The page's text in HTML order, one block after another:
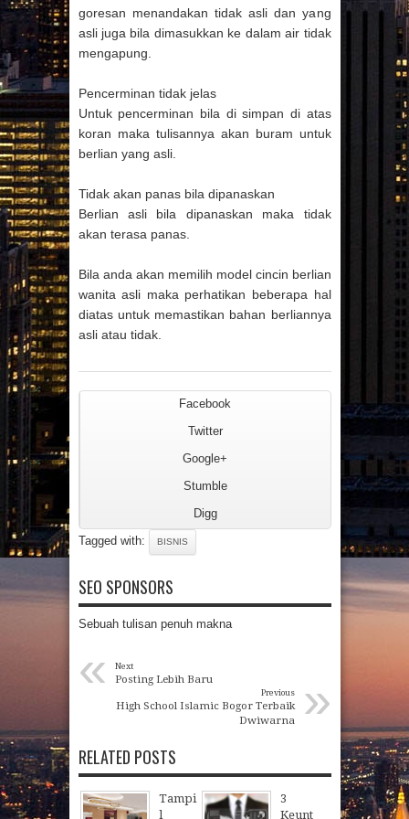
goresan menandakan tidak asli dan yang
asli juga bila dimasukkan ke dalam air tidak
mengapung.
Pencerminan tidak jelas
Untuk pencerminan bila di simpan di atas
koran maka tulisannya akan buram untuk
berlian yang asli.
Tidak akan panas bila dipanaskan
Berlian asli bila dipanaskan maka tidak
akan terasa panas.
Bila anda akan memilih model cincin berlian
wanita asli maka perhatikan beberapa hal
diatas untuk memastikan bahan berliannya
asli atau tidak.
Facebook
Twitter
Google+
Stumble
Digg
Tagged with:
BISNIS
SEO SPONSORS
Sebuah tulisan penuh makna
« Next
Posting Lebih Baru »
Previous
High School Islamic Bogor Terbaik
Dwiwarna
RELATED POSTS
Tampi
l
3
Keunt